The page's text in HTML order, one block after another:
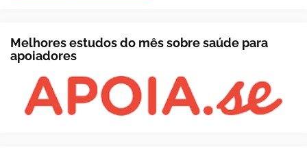
Melhores estudos do mês sobre saúde para
apoiadores